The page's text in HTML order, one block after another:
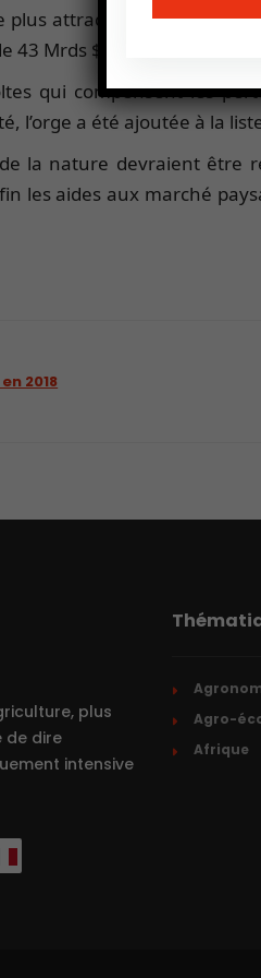
attractif et favoriser
Mrds $ à 61 Mrds $.
qui compensent les
l’orge a été ajoutée à la
la nature devraient être
les aides aux marché
2018
plus
de dire
intensive
Agro-
Afrique